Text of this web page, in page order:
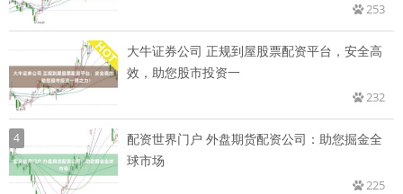
253
大牛证券公司 正规到屋股票配资平台，安全高
效，助您股市投资一
232
4
配资世界门户 外盘期货配资公司：助您掘金全
球市场
225